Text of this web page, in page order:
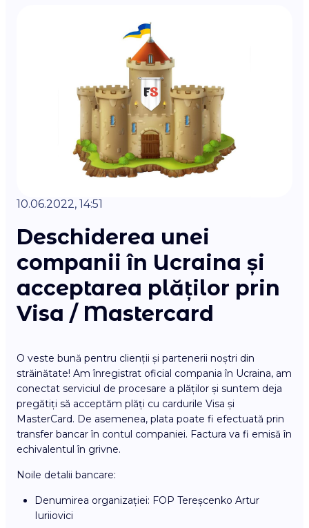
10.06.2022, 14:51
Deschiderea unei
companii în Ucraina și
acceptarea plăților prin
Visa / Mastercard
O veste bună pentru clienții și partenerii noștri din
străinătate! Am înregistrat oficial compania în Ucraina, am
conectat serviciul de procesare a plăților și suntem deja
pregătiți să acceptăm plăți cu cardurile Visa și
MasterCard. De asemenea, plata poate fi efectuată prin
transfer bancar în contul companiei. Factura va fi emisă în
echivalentul în grivne.
Noile detalii bancare:
Denumirea organizației: FOP Tereșcenko Artur
Iuriiovici